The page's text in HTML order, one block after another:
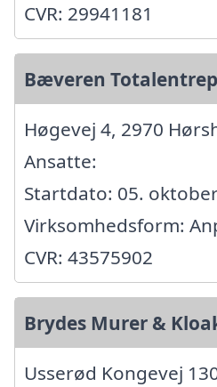
CVR: 29941181
Bæveren
Høgevej 4, 2970
Ansatte:
Startdato: 05.
Virksomhedsform:
CVR: 43575902
Brydes Murer &
Usserød Kongevej